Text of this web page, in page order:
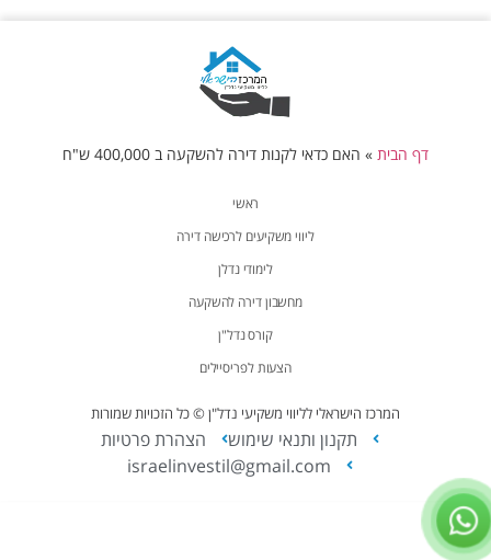
המרכז הישראלי לליווי משקיעי נדל"ן © כל הזכויות שמורות
תקנון ותנאי שימוש
הצהרת פרטיות
israelinvestil@gmail.com
ראשי
ליווי משקיעים לרכישה דירה
לימודי נדלן
מחשבון דירה להשקעה
קורס נדל"ן
הצעות לפריסיילים
דף הבית » האם כדאי לקנות דירה להשקעה ב 400,000 ש"ח